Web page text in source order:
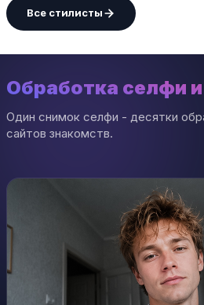
Все стилисты
Обработка селфи
Один снимок селфи - десятки
сайтов знакомств.